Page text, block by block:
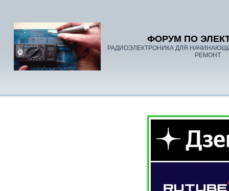
ФОРУМ ПО
РАДИОЭЛЕКТРОНИКА ДЛЯ
РЕМОНТ